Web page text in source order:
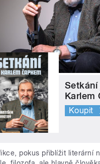
Setkání
Karlem
Koupit
pokus přiblížit literární